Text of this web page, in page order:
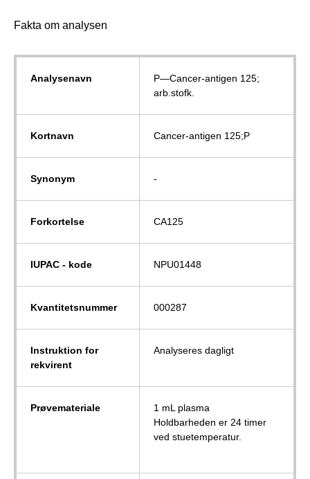
Fakta om analysen
Analysenavn
P—Cancer-antigen 125;
arb.stofk.
Kortnavn Cancer-antigen 125;P
Synonym -
Forkortelse CA125
IUPAC - kode NPU01448
Kvantitetsnummer 000287
Instruktion for
rekvirent
Analyseres dagligt
Prøvemateriale
1 mL plasma
Holdbarheden er 24 timer
ved stuetemperatur.